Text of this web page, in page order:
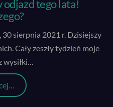
odjazd tego lata!
sierpnia 2021 r. Dzisiejszy
Cały zeszły tydzień moje
wysiłki…